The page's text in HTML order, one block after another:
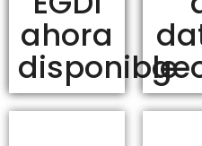
ahora
disponible